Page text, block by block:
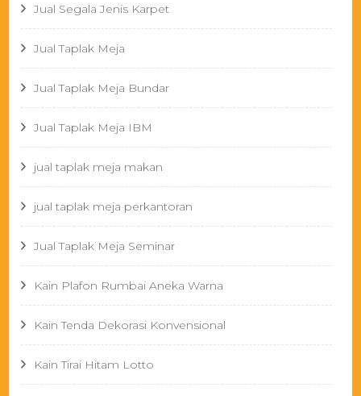
Jual Segala Jenis Karpet
Jual Taplak Meja
Jual Taplak Meja Bundar
Jual Taplak Meja IBM
jual taplak meja makan
jual taplak meja perkantoran
Jual Taplak Meja Seminar
Kain Plafon Rumbai Aneka Warna
Kain Tenda Dekorasi Konvensional
Kain Tirai Hitam Lotto